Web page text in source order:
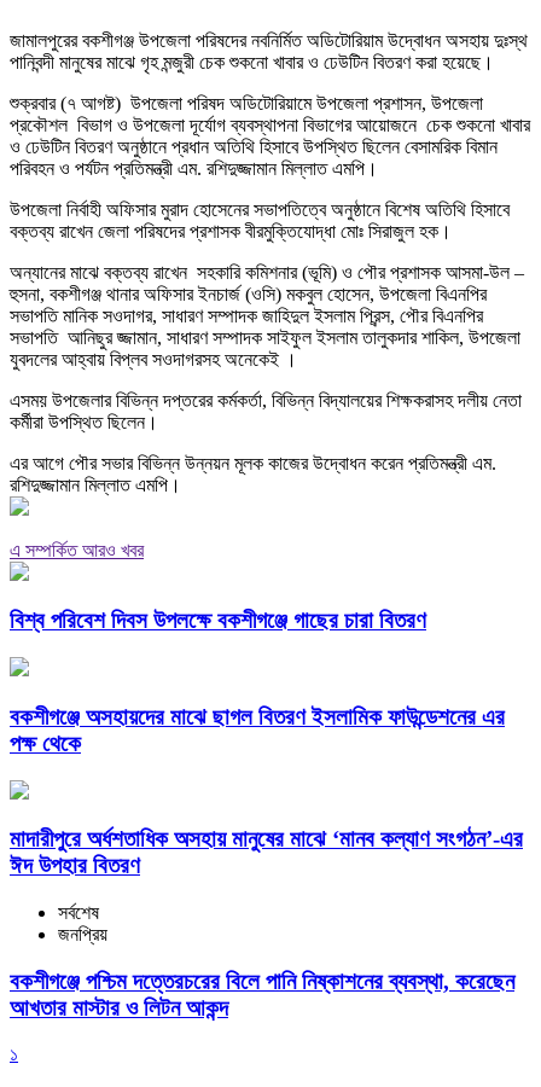
জামালপুরের বকশীগঞ্জ উপজেলা পরিষদের নবনির্মিত অডিটোরিয়াম উদ্বোধন অসহায় দুঃস্থ
পানিবন্দী মানুষের মাঝে গৃহ মন্জুরী চেক শুকনো খাবার ও ঢেউটিন বিতরণ করা হয়েছে।
শুক্রবার (৭ আগষ্ট) উপজেলা পরিষদ অডিটোরিয়ামে উপজেলা প্রশাসন, উপজেলা
প্রকৌশল বিভাগ ও উপজেলা দূর্যোগ ব্যবস্থাপনা বিভাগের আয়োজনে চেক শুকনো খাবার
ও ঢেউটিন বিতরণ অনুষ্ঠানে প্রধান অতিথি হিসাবে উপস্থিত ছিলেন বেসামরিক বিমান
পরিবহন ও পর্যটন প্রতিমন্ত্রী এম. রশিদুজ্জামান মিল্লাত এমপি।
উপজেলা নির্বাহী অফিসার মুরাদ হোসেনের সভাপতিত্বে অনুষ্ঠানে বিশেষ অতিথি হিসাবে
বক্তব্য রাখেন জেলা পরিষদের প্রশাসক বীরমুক্তিযোদ্ধা মোঃ সিরাজুল হক।
অন্যানের মাঝে বক্তব্য রাখেন সহকারি কমিশনার (ভূমি) ও পৌর প্রশাসক আসমা-উল –
হুসনা, বকশীগঞ্জ থানার অফিসার ইনচার্জ (ওসি) মকবুল হোসেন, উপজেলা বিএনপির
সভাপতি মানিক সওদাগর, সাধারণ সম্পাদক জাহিদুল ইসলাম প্রিন্স, পৌর বিএনপির
সভাপতি আনিছুর জ্জামান, সাধারণ সম্পাদক সাইফুল ইসলাম তালুকদার শাকিল, উপজেলা
যুবদলের আহ্বায় বিপ্লব সওদাগরসহ অনেকেই ।
এসময় উপজেলার বিভিন্ন দপ্তরের কর্মকর্তা, বিভিন্ন বিদ্যালয়ের শিক্ষকরাসহ দলীয় নেতা
কর্মীরা উপস্থিত ছিলেন।
এর আগে পৌর সভার বিভিন্ন উন্নয়ন মূলক কাজের উদ্বোধন করেন প্রতিমন্ত্রী এম.
রশিদুজ্জামান মিল্লাত এমপি।
এ সম্পর্কিত আরও খবর
বিশ্ব পরিবেশ দিবস উপলক্ষে বকশীগঞ্জে গাছের চারা বিতরণ
বকশীগঞ্জে অসহায়দের মাঝে ছাগল বিতরণ ইসলামিক ফাউন্ডেশনের এর
পক্ষ থেকে
মাদারীপুরে অর্ধশতাধিক অসহায় মানুষের মাঝে ‘মানব কল্যাণ সংগঠন’-এর
ঈদ উপহার বিতরণ
সর্বশেষ
জনপ্রিয়
বকশীগঞ্জে পশ্চিম দত্তেরচরের বিলে পানি নিষ্কাশনের ব্যবস্থা, করেছেন
আখতার মাস্টার ও লিটন আকন্দ
১